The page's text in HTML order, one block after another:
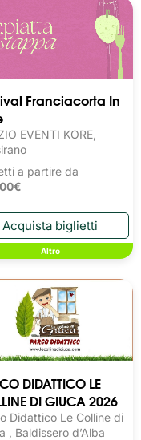
Franciacorta In
EVENTI KORE,
a partire da
Altro
DIDATTICO LE
DI GIUCA 2026
Didattico Le Colline di
, Baldissero d’Alba